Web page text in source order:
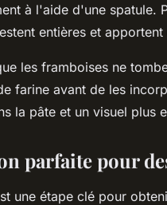
à l'aide d'une spatule.
entières et
les framboises ne
farine avant de les
la pâte et un visuel plus
parfaite pour
une étape clé pour